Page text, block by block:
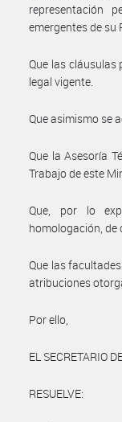
representación
emergentes de su
Que las
legal vigente.
Que asimismo se
Que la Asesoría
Trabajo de este
Que, por lo
homologación,
Que las
atribuciones
Por ello,
EL SECRETARIO
RESUELVE: